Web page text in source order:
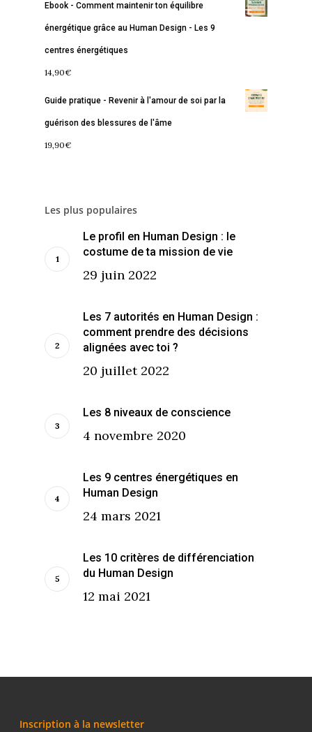
Ebook - Comment maintenir ton équilibre
énergétique grâce au Human Design - Les 9
centres énergétiques
14,90€
Guide pratique - Revenir à l'amour de soi par la
guérison des blessures de l'âme
19,90€
Les plus populaires
Le profil en Human Design : le
costume de ta mission de vie
29 juin 2022
Les 7 autorités en Human Design :
comment prendre des décisions
alignées avec toi ?
20 juillet 2022
Les 8 niveaux de conscience
4 novembre 2020
Les 9 centres énergétiques en
Human Design
24 mars 2021
Les 10 critères de différenciation
du Human Design
12 mai 2021
Inscription à la newsletter
Libération
Amour & Guérison